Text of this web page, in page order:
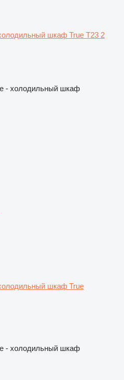
шкаф True T23 2
- холодильный шкаф
шкаф True
- холодильный шкаф